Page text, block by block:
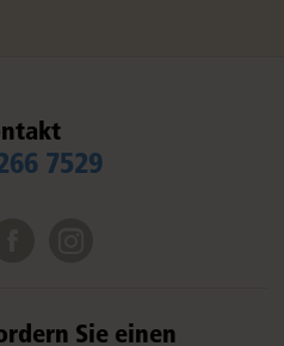
7529
Sie einen